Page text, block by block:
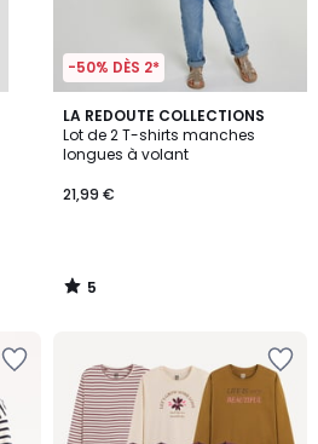
-50% DÈS 2*
LA REDOUTE COLLECTIONS
Lot de 2 T-shirts manches
longues à volant
21,99 €
5
/
5
5
/